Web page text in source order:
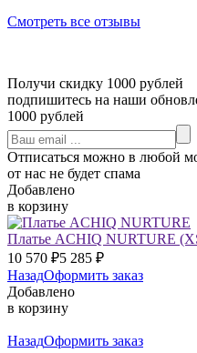
Смотреть все отзывы
Получи скидку 1000 рублей
подпишитесь на наши
1000 рублей
Отписаться можно в любой
от нас не будет спама
Добавлено
в корзину
Платье ACHIQ NURTURE
10 570 ₽5 285 ₽
НазадОформить заказ
Добавлено
в корзину
НазадОформить заказ